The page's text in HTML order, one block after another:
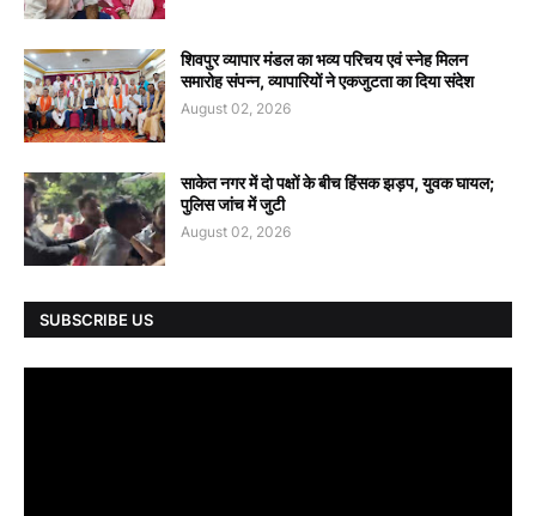
शिवपुर व्यापार मंडल का भव्य परिचय एवं स्नेह मिलन
समारोह संपन्न, व्यापारियों ने एकजुटता का दिया संदेश
August 02, 2026
साकेत नगर में दो पक्षों के बीच हिंसक झड़प, युवक घायल;
पुलिस जांच में जुटी
August 02, 2026
SUBSCRIBE US